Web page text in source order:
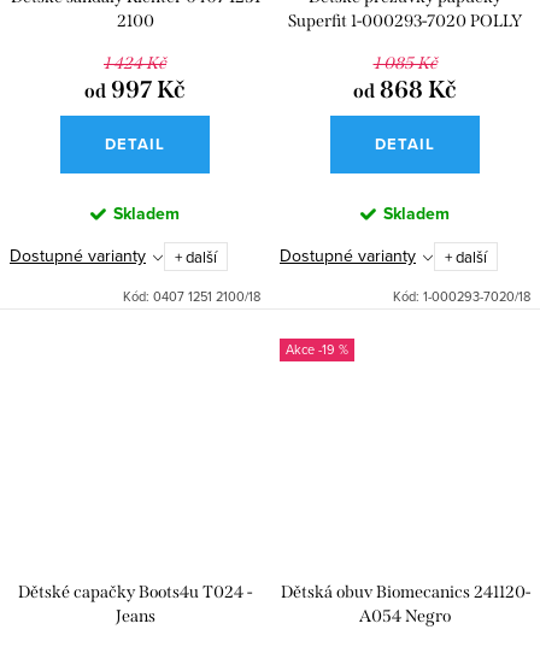
2100
1 424 Kč
od 997 Kč
DETAIL
Skladem
Dostupné varianty
+ další
Kód: 0407 1251 2100/18
Superfit 1-000293-7020 POLLY
1 085 Kč
od 868 Kč
DETAIL
Skladem
Dostupné varianty
+ další
Kód: 1-000293-7020/18
Dětské capačky Boots4u T024 -
Jeans
-19 %
Dětská obuv Biomecanics 241120-
A054 Negro